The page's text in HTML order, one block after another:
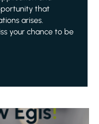
that
arises.
your chance to be